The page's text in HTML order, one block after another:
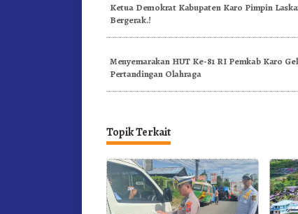
Ketua Demokrat Kabupaten Karo Pimpin
Bergerak.!
Menyemarakan HUT Ke-81 RI Pemkab Karo
Pertandingan Olahraga
Topik Terkait